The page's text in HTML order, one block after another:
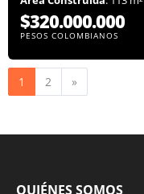
$320.000.000
PESOS COLOMBIANOS
1 2 »
QUIÉNES SOMOS